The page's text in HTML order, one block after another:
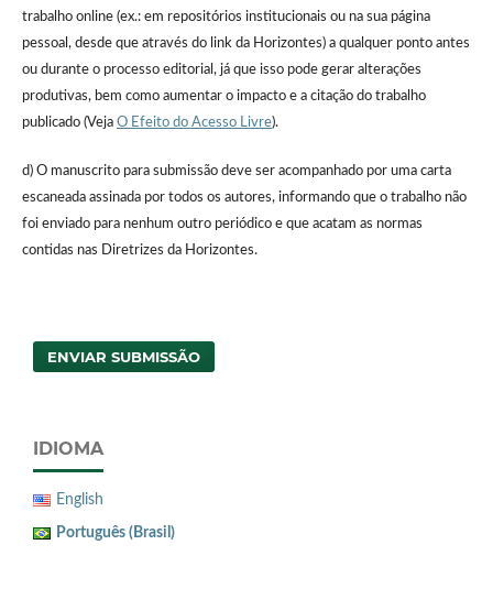
trabalho online (ex.: em repositórios institucionais ou na sua página
pessoal, desde que através do link da Horizontes) a qualquer ponto antes
ou durante o processo editorial, já que isso pode gerar alterações
produtivas, bem como aumentar o impacto e a citação do trabalho
publicado (Veja O Efeito do Acesso Livre).
d) O manuscrito para submissão deve ser acompanhado por uma carta
escaneada assinada por todos os autores, informando que o trabalho não
foi enviado para nenhum outro periódico e que acatam as normas
contidas nas Diretrizes da Horizontes.
ENVIAR SUBMISSÃO
IDIOMA
English
Português (Brasil)